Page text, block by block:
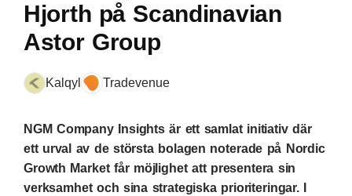
Hjorth på Scandinavian
Astor Group
Kalqyl Tradevenue
NGM Company Insights är ett samlat initiativ där
ett urval av de största bolagen noterade på Nordic
Growth Market får möjlighet att presentera sin
verksamhet och sina strategiska prioriteringar. I